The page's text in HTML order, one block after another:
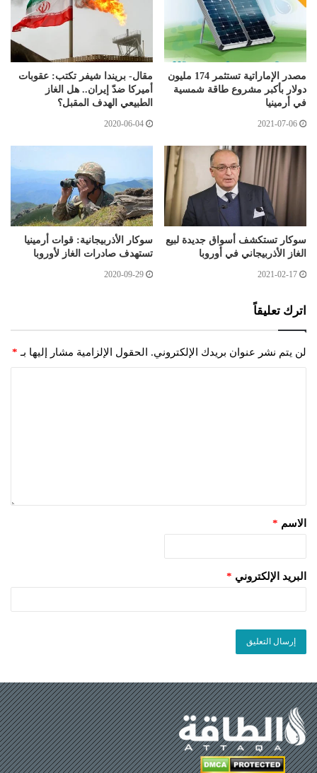
مصدر الإماراتية تستثمر 174 مليون
دولار بأكبر مشروع طاقة شمسية
في أرمينيا
2021-07-06
مقال- بريندا شيفر تكتب: عقوبات
أميركا ضدّ إيران.. هل الغاز
الطبيعي الهدف المقبل؟
2020-06-04
سوكار تستكشف أسواق جديدة لبيع
الغاز الأذربيجاني في أوروبا
2021-02-17
سوكار الأذربيجانية: قوات أرمينيا
تستهدف صادرات الغاز لأوروبا
2020-09-29
اترك تعليقاً
لن يتم نشر عنوان بريدك الإلكتروني. الحقول الإلزامية مشار إليها بـ *
الاسم *
البريد الإلكتروني *